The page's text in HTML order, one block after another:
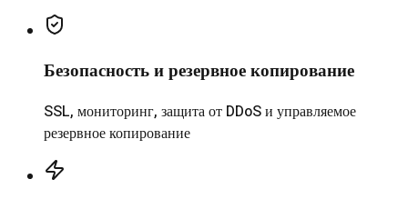
Безопасность и резервное копирование
SSL, мониторинг, защита от DDoS и управляемое
резервное копирование